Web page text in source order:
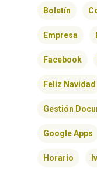
Boletín
Empresa
Facebook
Feliz Navidad
Gestión
Google Apps
Horario